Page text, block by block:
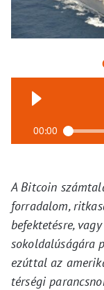
00:00
A Bitcoin
forradalom,
befektetésre,
sokoldalúságára
ezúttal az
térségi